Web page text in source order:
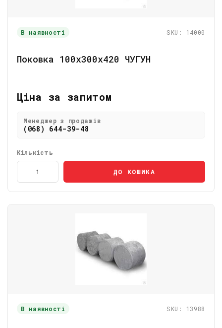
В наявності SKU: 14000
Поковка 100х300х420 ЧУГУН
Ціна за запитом
Менеджер з продажів
(068) 644-39-48
Кількість
ДО КОШИКА
В наявності SKU: 13988